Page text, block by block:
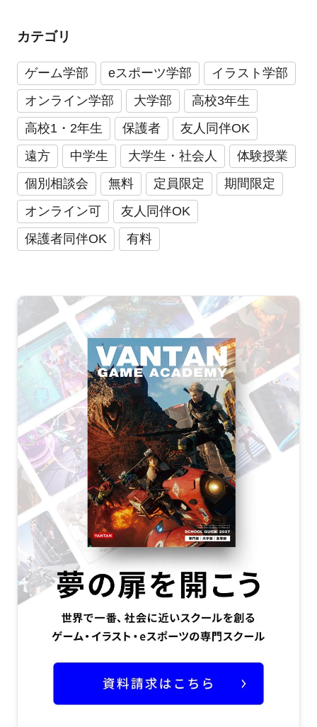
カテゴリ
ゲーム学部 eスポーツ学部
イラスト学部
オンライン学部
大学部
高校3年生
高校1・2年生
保護者
友人同伴OK
遠方
中学生 大学生・社会人
体験授業
個別相談会
無料 定員限定
期間限定
オンライン可
友人同伴OK
保護者同伴OK
有料